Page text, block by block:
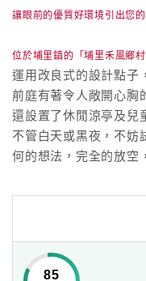
HOT
特
色
民
宿
球
讓眼前的優質好環境引出您
位於埔里鎮的「埔里禾風鄉
運用改良式的設計點子
前庭有著令人敞開心胸
還設置了休閒涼亭及兒
不管白天或黑夜，不妨
何的想法，完全的放空，
讓自已進入在腦筋零負
不僅屋外給您開闊好
以樸實不作做的內部
件，營造出潔白簡約的
85